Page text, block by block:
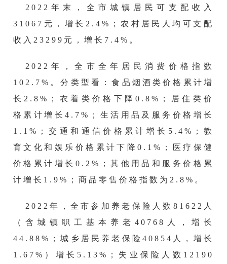
2022 年末 ，全市 城镇居民可支配收入
31067 元，增长 2.4 %； 农村居民人均可支配
收入 23299 元 ，增长 7.4%。
2022年，全市全年居民消费价格指数
102.7%。分类型看：食品烟酒类价格累计增
长2.8%；衣着类价格下降0.8%；居住类价
格累计增长4.7%；生活用品及服务价格增长
1.1%；交通和通信价格累计增长5.4%；教
育文化和娱乐价格累计下降0.1%；医疗保健
价格累计增长0.2%；其他用品和服务价格累
计增长1.9%；商品零售价格指数为2.8%。
2022年，全市参加养老保险人数81622人
（含城镇职工基本养老40768人，增长
44.88%；城乡居民养老保险40854人，增长
1.67%）增长5.13%；失业保险人数12190